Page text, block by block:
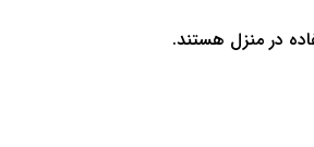
در منزل هستند.